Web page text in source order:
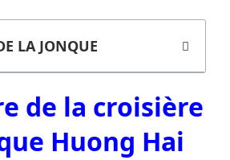
LA JONQUE
de la croisière
Huong Hai